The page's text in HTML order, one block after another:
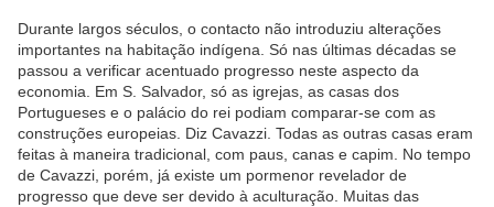
Durante largos séculos, o contacto não introduziu alterações
importantes na habitação indígena. Só nas últimas décadas se
passou a verificar acentuado progresso neste aspecto da
economia. Em S. Salvador, só as igrejas, as casas dos
Portugueses e o palácio do rei podiam comparar-se com as
construções europeias. Diz Cavazzi. Todas as outras casas eram
feitas à maneira tradicional, com paus, canas e capim. No tempo
de Cavazzi, porém, já existe um pormenor revelador de
progresso que deve ser devido à aculturação. Muitas das